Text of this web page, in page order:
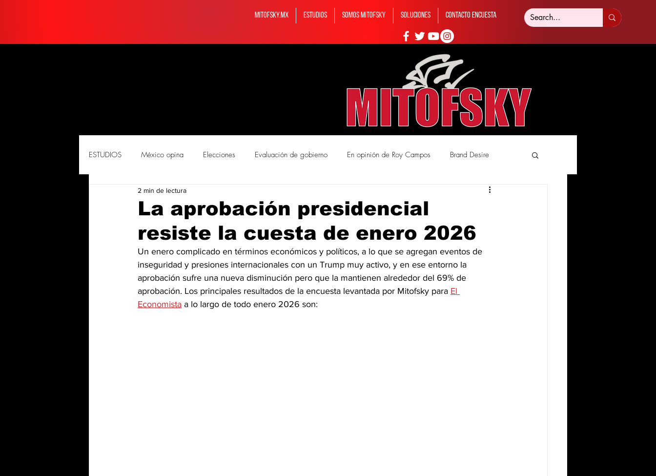
MITOFSKY.MX ESTUDIOS Somos MITOFSKY Soluciones Contacto Encuesta
ESTUDIOS México opina Elecciones Evaluación de gobierno En opinión de Roy Campos Brand Desire
PORTADA Soluciones
La aprobación presidencial
resiste la cuesta de enero 2026
2 min de lectura
Un enero complicado en términos económicos y políticos, a lo que se agregan eventos de
inseguridad y presiones internacionales con un Trump muy activo, y en ese entorno la
aprobación sufre una nueva disminución pero que la mantienen alrededor del 69% de
aprobación. Los principales resultados de la encuesta levantada por Mitofsky para El
Economista a lo largo de todo enero 2026 son: